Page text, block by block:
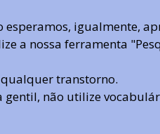
igualmente,
a nossa ferramenta
transtorno.
gentil, não utilize